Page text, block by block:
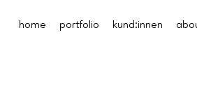
home portfolio kund:innen